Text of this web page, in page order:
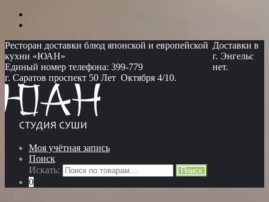
Ресторан доставки блюд японской и европейской
кухни «ЮАН»
Единый номер телефона: 399-779
г. Саратов проспект 50 Лет Октября 4/10.
Доставки в
г. Энгельс
нет.
Моя учётная запись
Поиск
Искать:
Поиск
0